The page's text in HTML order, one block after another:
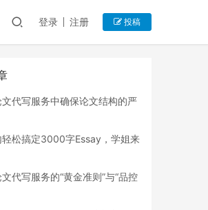
登录 注册 投稿
代写服务中确保论文结构的严
轻松搞定3000字Essay，学姐来
代写服务的“黄金准则”与“品控